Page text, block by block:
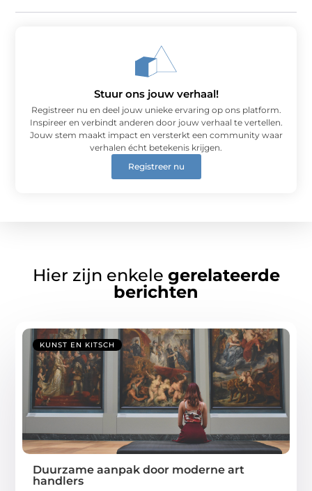
Stuur ons jouw verhaal!
Registreer nu en deel jouw unieke ervaring op ons platform.
Inspireer en verbindt anderen door jouw verhaal te vertellen.
Jouw stem maakt impact en versterkt een community waar
verhalen écht betekenis krijgen.
Registreer nu
Hier zijn enkele gerelateerde
berichten
KUNST EN KITSCH
Duurzame aanpak door moderne art
handlers